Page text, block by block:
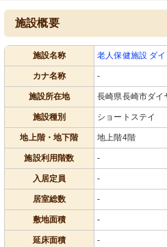
施設概要
施設名称 老人保健施設 ダ
カナ名称 -
施設所在地 長崎県長崎市ダイ
施設種別 ショートステイ
地上階・地下階 地上階4階
施設利用階数 -
入居定員 -
居室総数 -
敷地面積 -
延床面積 -